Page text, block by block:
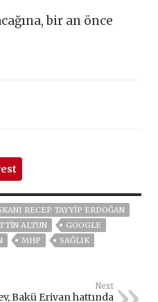
bir an önce
RECEP TAYYIP ERDOĞAN
ALTUN
GOOGLE
MHP
SAĞLIK
Next
Bakü Erivan hattında